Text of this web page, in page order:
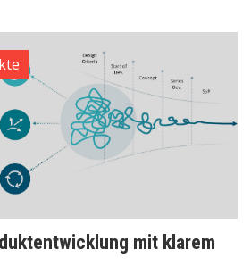
mit klarem